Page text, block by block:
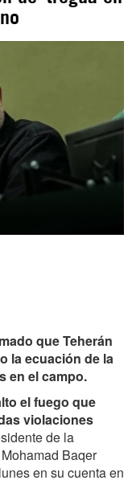
c/hispantv
que Teherán
la ecuación de la
en el campo.
el fuego que
violaciones
de la
Baqer
en su cuenta en